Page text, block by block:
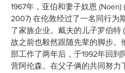
1967年，亚伯和妻子奴恩 (Noen)
2007) 在伦敦经过了一名同行为
了家族企业。戴夫的儿子罗伯特
故之前也毅然跟随先辈的脚步。
部工作了两年后，于1992年回
营阿伦森。在父子俩的共同努力